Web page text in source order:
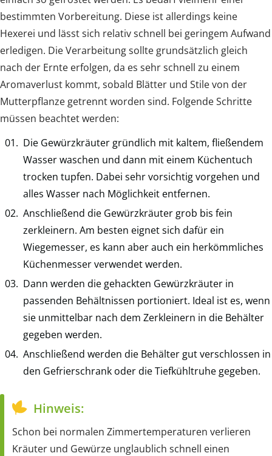
bestimmten Vorbereitung. Diese ist allerdings keine
Hexerei und lässt sich relativ schnell bei geringem Aufwand
erledigen. Die Verarbeitung sollte grundsätzlich gleich
nach der Ernte erfolgen, da es sehr schnell zu einem
Aromaverlust kommt, sobald Blätter und Stile von der
Mutterpflanze getrennt worden sind. Folgende Schritte
müssen beachtet werden:
Die Gewürzkräuter gründlich mit kaltem, fließendem
Wasser waschen und dann mit einem Küchentuch
trocken tupfen. Dabei sehr vorsichtig vorgehen und
alles Wasser nach Möglichkeit entfernen.
Anschließend die Gewürzkräuter grob bis fein
zerkleinern. Am besten eignet sich dafür ein
Wiegemesser, es kann aber auch ein herkömmliches
Küchenmesser verwendet werden.
Dann werden die gehackten Gewürzkräuter in
passenden Behältnissen portioniert. Ideal ist es, wenn
sie unmittelbar nach dem Zerkleinern in die Behälter
gegeben werden.
Anschließend werden die Behälter gut verschlossen in
den Gefrierschrank oder die Tiefkühltruhe gegeben.
Hinweis:
Schon bei normalen Zimmertemperaturen verlieren
Kräuter und Gewürze unglaublich schnell einen